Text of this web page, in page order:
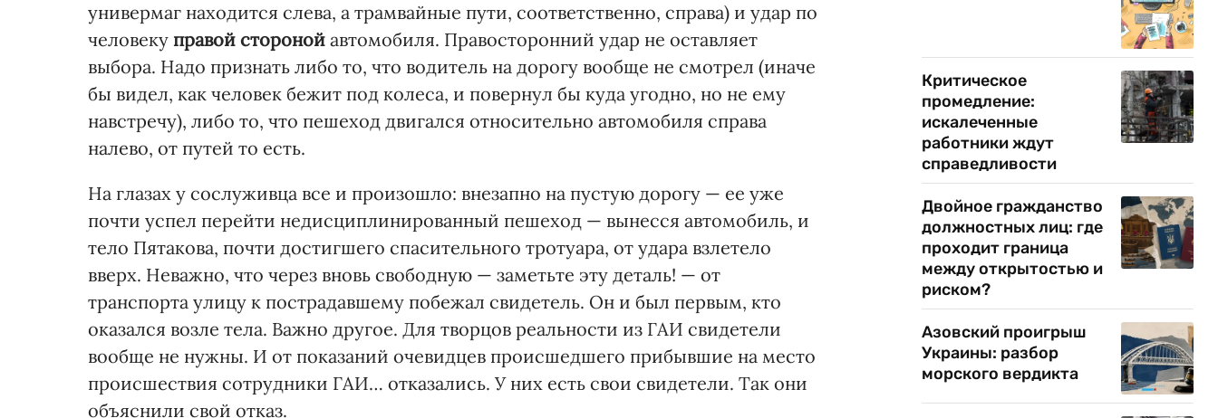
универмаг находится слева, а трамвайные пути, соответственно, справа) и удар по
человеку правой стороной автомобиля. Правосторонний удар не оставляет
выбора. Надо признать либо то, что водитель на дорогу вообще не смотрел (иначе
бы видел, как человек бежит под колеса, и повернул бы куда угодно, но не ему
навстречу), либо то, что пешеход двигался относительно автомобиля справа
налево, от путей то есть.
На глазах у сослуживца все и произошло: внезапно на пустую дорогу — ее уже
почти успел перейти недисциплинированный пешеход — вынесся автомобиль, и
тело Пятакова, почти достигшего спасительного тротуара, от удара взлетело
вверх. Неважно, что через вновь свободную — заметьте эту деталь! — от
транспорта улицу к пострадавшему побежал свидетель. Он и был первым, кто
оказался возле тела. Важно другое. Для творцов реальности из ГАИ свидетели
вообще не нужны. И от показаний очевидцев происшедшего прибывшие на место
происшествия сотрудники ГАИ… отказались. У них есть свои свидетели. Так они
объяснили свой отказ.
Критическое
промедление:
искалеченные
работники ждут
справедливости
Двойное гражданство
должностных лиц: где
проходит граница
между открытостью и
риском?
Азовский проигрыш
Украины: разбор
морского вердикта